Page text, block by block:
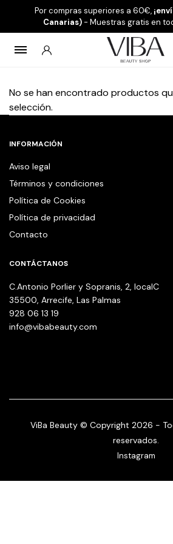
Por compras superiores a 60€,
Canarias)- Muestras gratis en
No se han encontrado productos
selección.
INFORMACIÓN
Aviso legal
Términos y condiciones
Política de Cookies
Política de privacidad
Contacto
CONTÁCTANOS
C.Antonio Porlier y Sopranis, 2, localC
35500, Arrecife, Las Palmas
928 06 13 19
info@vibabeauty.com
ViBa Beauty © Copyright 2026 -
reservados.
Instagram